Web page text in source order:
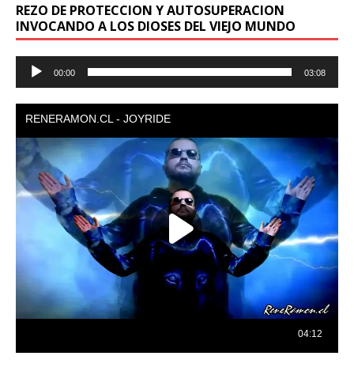
REZO DE PROTECCION Y AUTOSUPERACION
INVOCANDO A LOS DIOSES DEL VIEJO MUNDO
Reproductor
00:00 03:08